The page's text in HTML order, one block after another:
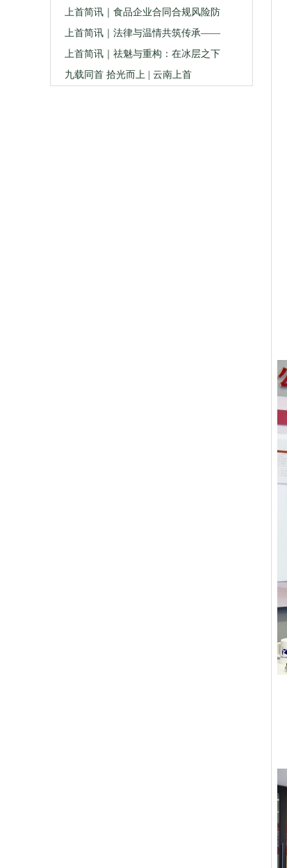
上首简讯｜食品企业合同合规风险防
上首简讯｜法律与温情共筑传承——
上首简讯｜祛魅与重构：在冰层之下
九载同首 拾光而上 | 云南上首